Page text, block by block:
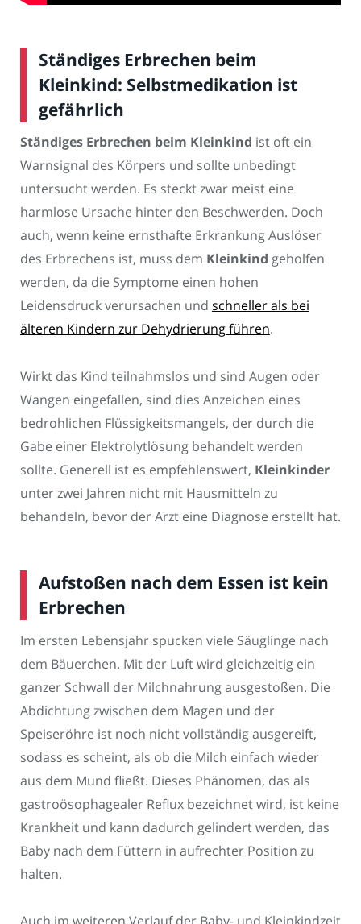
Ständiges Erbrechen beim
Kleinkind: Selbstmedikation ist
gefährlich
Ständiges Erbrechen beim Kleinkind ist oft ein
Warnsignal des Körpers und sollte unbedingt
untersucht werden. Es steckt zwar meist eine
harmlose Ursache hinter den Beschwerden. Doch
auch, wenn keine ernsthafte Erkrankung Auslöser
des Erbrechens ist, muss dem Kleinkind geholfen
werden, da die Symptome einen hohen
Leidensdruck verursachen und schneller als bei
älteren Kindern zur Dehydrierung führen.
Wirkt das Kind teilnahmslos und sind Augen oder
Wangen eingefallen, sind dies Anzeichen eines
bedrohlichen Flüssigkeitsmangels, der durch die
Gabe einer Elektrolytlösung behandelt werden
sollte. Generell ist es empfehlenswert, Kleinkinder
unter zwei Jahren nicht mit Hausmitteln zu
behandeln, bevor der Arzt eine Diagnose erstellt hat.
Aufstoßen nach dem Essen ist kein
Erbrechen
Im ersten Lebensjahr spucken viele Säuglinge nach
dem Bäuerchen. Mit der Luft wird gleichzeitig ein
ganzer Schwall der Milchnahrung ausgestoßen. Die
Abdichtung zwischen dem Magen und der
Speiseröhre ist noch nicht vollständig ausgereift,
sodass es scheint, als ob die Milch einfach wieder
aus dem Mund fließt. Dieses Phänomen, das als
gastroösophagealer Reflux bezeichnet wird, ist keine
Krankheit und kann dadurch gelindert werden, das
Baby nach dem Füttern in aufrechter Position zu
halten.